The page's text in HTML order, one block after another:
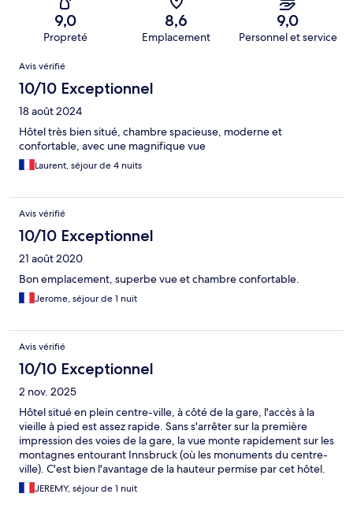
9,0
Propreté
8,6
Emplacement
9,0
Personnel et service
Avis
Avis vérifié
10/10 Exceptionnel
18 août 2024
Hôtel très bien situé, chambre spacieuse, moderne et
confortable, avec une magnifique vue
Laurent, séjour de 4 nuits
Avis vérifié
10/10 Exceptionnel
21 août 2020
Bon emplacement, superbe vue et chambre confortable.
Jerome, séjour de 1 nuit
Avis vérifié
10/10 Exceptionnel
2 nov. 2025
Hôtel situé en plein centre-ville, à côté de la gare, l'accès à la
vieille à pied est assez rapide. Sans s'arrêter sur la première
impression des voies de la gare, la vue monte rapidement sur les
montagnes entourant Innsbruck (où les monuments du centre-
ville). C'est bien l'avantage de la hauteur permise par cet hôtel.
Le parking public situé en dessous permet de gagner
rapidement la réception de l'hôtel. Le matin, le petit-déjeuner
JEREMY, séjour de 1 nuit